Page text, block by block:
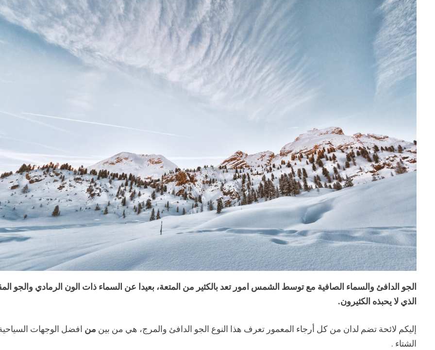
الجو الدافئ والسماء الصافية مع توسط الشمس امور تعد بالكثير من المتعة، بعيدا عن السماء ذات الون الرمادي والجو
الذي لا يحبذه الكثيرون.
إليكم لائحة تضم لدان من كل أرجاء المعمور تعرف هذا النوع الجو الدافئ والمرج، هي من بين من افضل الوجهات
الشتاء .